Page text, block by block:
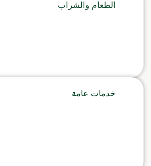
الطعام والشراب
خدمات عامة